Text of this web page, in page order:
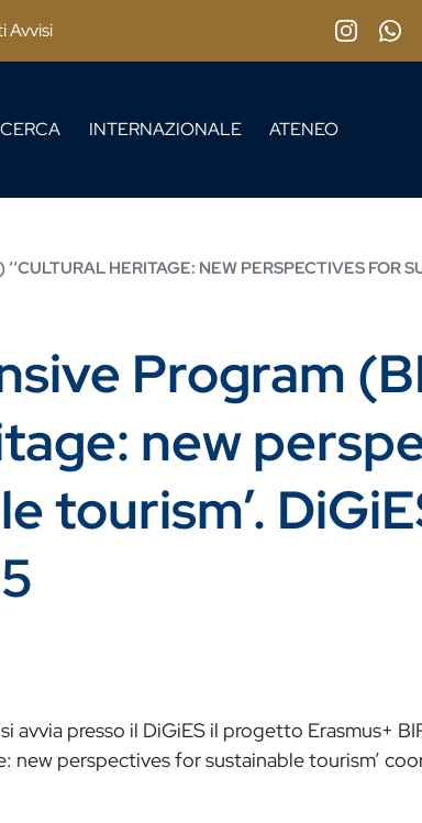
Avvisi
Instagram
INTERNAZIONALE ATENEO
HERITAGE: NEW PERSPECTIVES FOR
Program
new
tourism’.
si avvia presso il DiGiES il progetto Erasmus+
new perspectives for sustainable tourism’